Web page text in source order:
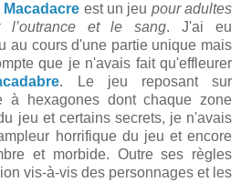
Macadacre est un jeu pour adultes
l’outrance et le sang. J'ai eu
au cours d'une partie unique mais
que je n'avais fait qu'effleurer
. Le jeu reposant sur
à hexagones dont chaque zone
jeu et certains secrets, je n'avais
horrifique du jeu et encore
et morbide. Outre ses règles
vis-à-vis des personnages et les